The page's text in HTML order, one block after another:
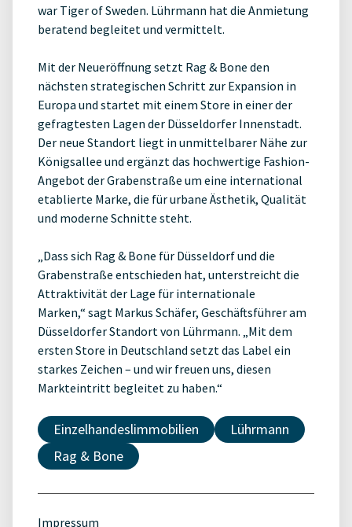
war Tiger of Sweden. Lührmann hat die Anmietung
beratend begleitet und vermittelt.
Mit der Neueröffnung setzt Rag & Bone den
nächsten strategischen Schritt zur Expansion in
Europa und startet mit einem Store in einer der
gefragtesten Lagen der Düsseldorfer Innenstadt.
Der neue Standort liegt in unmittelbarer Nähe zur
Königsallee und ergänzt das hochwertige Fashion-
Angebot der Grabenstraße um eine international
etablierte Marke, die für urbane Ästhetik, Qualität
und moderne Schnitte steht.
„Dass sich Rag & Bone für Düsseldorf und die
Grabenstraße entschieden hat, unterstreicht die
Attraktivität der Lage für internationale
Marken,“ sagt Markus Schäfer, Geschäftsführer am
Düsseldorfer Standort von Lührmann. „Mit dem
ersten Store in Deutschland setzt das Label ein
starkes Zeichen – und wir freuen uns, diesen
Markteintritt begleitet zu haben.“
Einzelhandeslimmobilien
Lührmann
Rag & Bone
Impressum